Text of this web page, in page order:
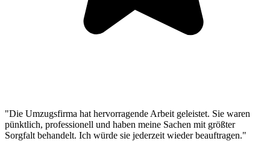
"Die Umzugsfirma hat hervorragende Arbeit geleistet. Sie waren
pünktlich, professionell und haben meine Sachen mit größter
Sorgfalt behandelt. Ich würde sie jederzeit wieder beauftragen."